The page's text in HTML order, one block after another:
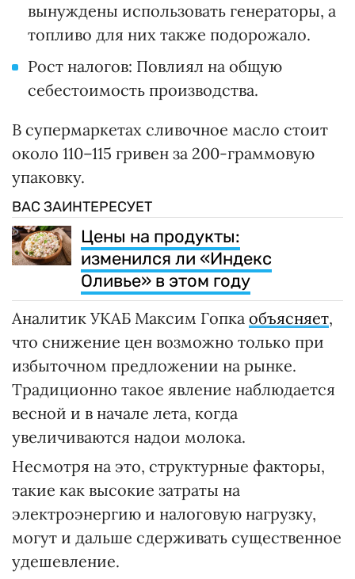
вынуждены использовать генераторы, а
топливо для них также подорожало.
Рост налогов: Повлиял на общую
себестоимость производства.
В супермаркетах сливочное масло стоит
около 110–115 гривен за 200-граммовую
упаковку.
ВАС ЗАИНТЕРЕСУЕТ
Цены на продукты:
изменился ли «Индекс
Оливье» в этом году
Аналитик УКАБ Максим Гопка объясняет,
что снижение цен возможно только при
избыточном предложении на рынке.
Традиционно такое явление наблюдается
весной и в начале лета, когда
увеличиваются надои молока.
Несмотря на это, структурные факторы,
такие как высокие затраты на
электроэнергию и налоговую нагрузку,
могут и дальше сдерживать существенное
удешевление.